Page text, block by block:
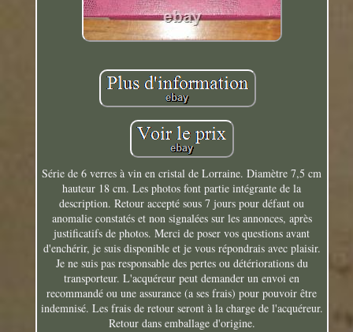
Série de 6 verres à vin en cristal de Lorraine. Diamètre 7,5 cm
hauteur 18 cm. Les photos font partie intégrante de la
description. Retour accepté sous 7 jours pour défaut ou
anomalie constatés et non signalées sur les annonces, après
justificatifs de photos. Merci de poser vos questions avant
d'enchérir, je suis disponible et je vous répondrais avec plaisir.
Je ne suis pas responsable des pertes ou détériorations du
transporteur. L'acquéreur peut demander un envoi en
recommandé ou une assurance (a ses frais) pour pouvoir être
indemnisé. Les frais de retour seront à la charge de l'acquéreur.
Retour dans emballage d'origine.